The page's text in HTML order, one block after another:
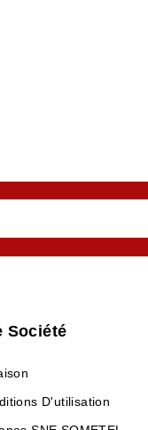
Société
D'utilisation